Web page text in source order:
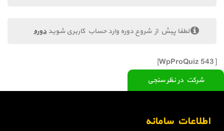
شرکت در نظر سنجی
لطفا پیش از شروع دوره وارد حساب کاربری شویددوره
[WpProQuiz 543]
اطلاعات سامانه